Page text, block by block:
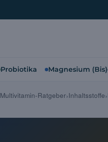
Probiotika Magnesium
Multivitamin-Ratgeber Inhaltsstoffe